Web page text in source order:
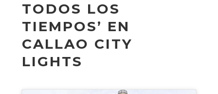
TODOS LOS
TIEMPOS’ EN
CALLAO CITY
LIGHTS